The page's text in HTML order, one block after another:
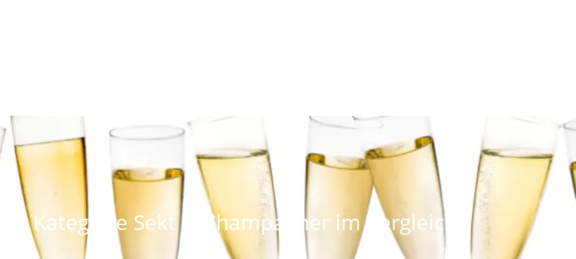
Kategorie Sekt & Champagner im Vergleich